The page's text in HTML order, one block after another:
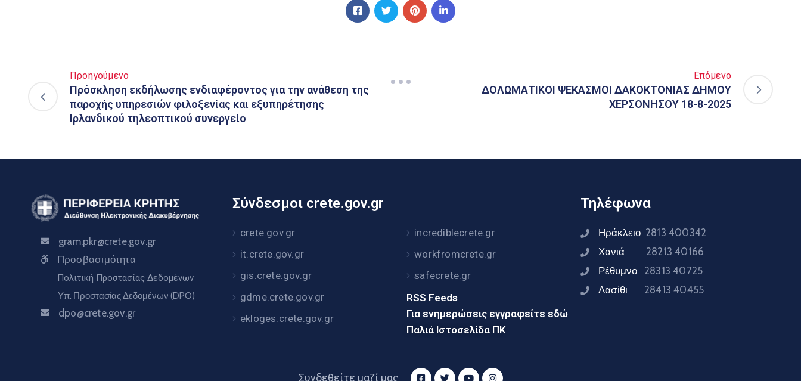
Προηγούμενο
Πρόσκληση εκδήλωσης ενδιαφέροντος για την ανάθεση της
παροχής υπηρεσιών φιλοξενίας και εξυπηρέτησης
Ιρλανδικού τηλεοπτικού συνεργείο
Επόμενο
ΔΟΛΩΜΑΤΙΚΟΙ ΨΕΚΑΣΜΟΙ ΔΑΚΟΚΤΟΝΙΑΣ ΔΗΜΟΥ
ΧΕΡΣΟΝΗΣΟΥ 18-8-2025
gram.pkr@crete.gov.gr
Προσβασιμότητα
Πολιτική Προστασίας Δεδομένων
Υπ. Προστασίας Δεδομένων (DPO)
dpo@crete.gov.gr
Σύνδεσμοι crete.gov.gr
crete.gov.gr
it.crete.gov.gr
gis.crete.gov.gr
gdme.crete.gov.gr
ekloges.crete.gov.gr
incrediblecrete.gr
workfromcrete.gr
safecrete.gr
RSS Feeds
Για ενημερώσεις εγγραφείτε εδώ
Παλιά Ιστοσελίδα ΠΚ
Τηλέφωνα
Ηράκλειο 2813 400342
Χανιά 28213 40166
Ρέθυμνο 28313 40725
Λασίθι 28413 40455
Συνδεθείτε μαζί μας